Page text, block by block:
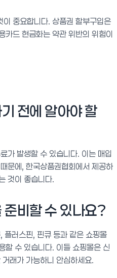
중요합니다. 상품권 할부구입은
카드 현금화는 약관 위반의 위험이
전에 알아야 할
가 발생할 수 있습니다. 이는 매입
문에, 한국상품권협회에서 제공하
것이 좋습니다.
비할 수 있나요?
플러스핀, 핀큐 등과 같은 쇼핑몰
할 수 있습니다. 이들 쇼핑몰은 신
래가 가능하니 안심하세요.